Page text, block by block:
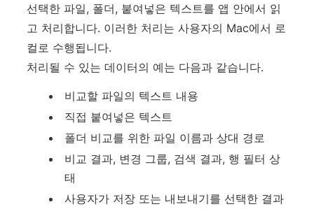
선택한 파일, 폴더, 붙여넣은 텍스트를 앱 안에서 읽
고 처리합니다. 이러한 처리는 사용자의 Mac에서 로
컬로 수행됩니다.
처리될 수 있는 데이터의 예는 다음과 같습니다.
비교할 파일의 텍스트 내용
직접 붙여넣은 텍스트
폴더 비교를 위한 파일 이름과 상대 경로
비교 결과, 변경 그룹, 검색 결과, 행 필터 상
태
사용자가 저장 또는 내보내기를 선택한 결과